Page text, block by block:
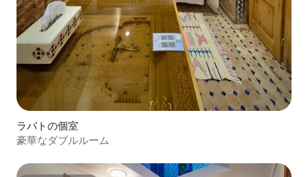
ラバトの個室
豪華なダブルルーム